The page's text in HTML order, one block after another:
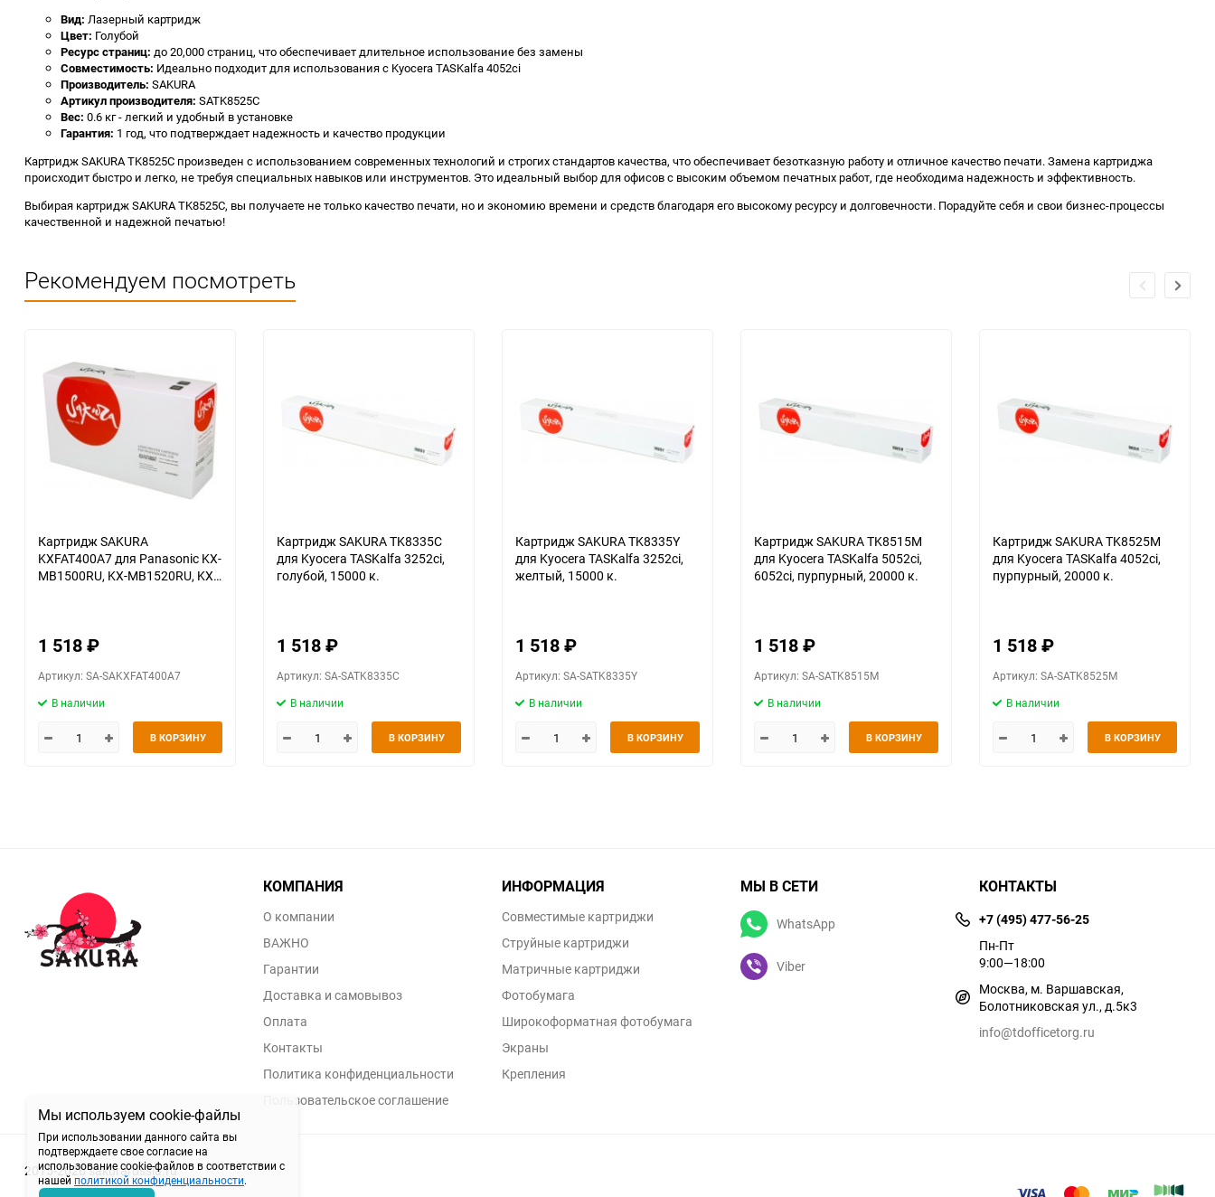
Мы используем cookie-файлы
При использовании данного сайта вы
подтверждаете свое согласие на
использование cookie-файлов в соответствии с
нашейполитикой конфиденциальности.
Вид: Лазерный картридж
Цвет: Голубой
Ресурс страниц: до 20,000 страниц, что обеспечивает длительное использование без замены
Совместимость: Идеально подходит для использования с Kyocera TASKalfa 4052ci
Производитель: SAKURA
Артикул производителя: SATK8525C
Вес: 0.6 кг - легкий и удобный в установке
Гарантия: 1 год, что подтверждает надежность и качество продукции
Картридж SAKURA TK8525C произведен с использованием современных технологий и строгих стандартов качества, что обеспечивает безотказную работу и отличное качество печати. Замена картриджа
происходит быстро и легко, не требуя специальных навыков или инструментов. Это идеальный выбор для офисов с высоким объемом печатных работ, где необходима надежность и эффективность.
Выбирая картридж SAKURA TK8525C, вы получаете не только качество печати, но и экономию времени и средств благодаря его высокому ресурсу и долговечности. Порадуйте себя и свои бизнес-процессы
качественной и надежной печатью!
Рекомендуем посмотреть
Картридж SAKURA
KXFAT400A7 для Panasonic KX-
MB1500RU, KX-MB1520RU, KX-
1 518₽
Артикул: SA-SAKXFAT400A7
В наличии
В КОРЗИНУ
Картридж SAKURA TK8335C
для Kyocera TASKalfa 3252ci,
голубой, 15000 к.
1 518₽
Артикул: SA-SATK8335C
В наличии
В КОРЗИНУ
Картридж SAKURA TK8335Y
для Kyocera TASKalfa 3252ci,
желтый, 15000 к.
1 518₽
Артикул: SA-SATK8335Y
В наличии
В КОРЗИНУ
Картридж SAKURA TK8515M
для Kyocera TASKalfa 5052ci,
6052ci, пурпурный, 20000 к.
1 518₽
Артикул: SA-SATK8515M
В наличии
В КОРЗИНУ
Картридж SAKURA TK8525M
для Kyocera TASKalfa 4052ci,
пурпурный, 20000 к.
1 518₽
Артикул: SA-SATK8525M
В наличии
В КОРЗИНУ
КОМПАНИЯ
О компании
ВАЖНО
Гарантии
Доставка и самовывоз
Оплата
Контакты
Политика конфиденциальности
Пользовательское соглашение
ИНФОРМАЦИЯ
Совместимые картриджи
Струйные картриджи
Матричные картриджи
Фотобумага
Широкоформатная фотобумага
Экраны
Крепления
МЫ В СЕТИ
WhatsApp
Viber
КОНТАКТЫ
+7 (495) 477-56-25
Пн-Пт
9:00—18:00
Москва, м. Варшавская,
Болотниковская ул., д.5к3
info@tdofficetorg.ru
2015-2026 sakurarussia.ru